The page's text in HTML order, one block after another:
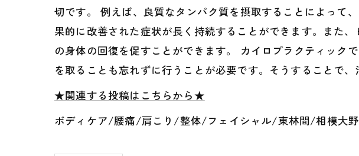
切です。 例えば、良質なタンパク質を摂取することによって
果的に改善された症状が長く持続することができます。また
の身体の回復を促すことができます。 カイロプラクティック
を取ることも忘れずに行うことが必要です。そうすることで
★関連する投稿はこちらから★
ボディケア/腰痛/肩こり/整体/フェイシャル/東林間/相模大